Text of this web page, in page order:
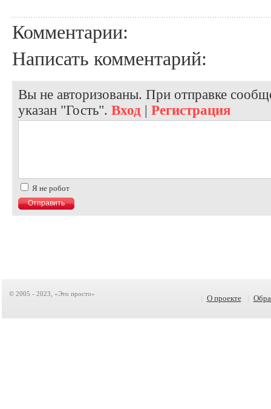
Комментарии:
Написать комментарий:
Вы не авторизованы. При отправке
указан "Гость". Вход | Регистрация
Я не робот
© 2005 - 2023, «Это просто» О проекте